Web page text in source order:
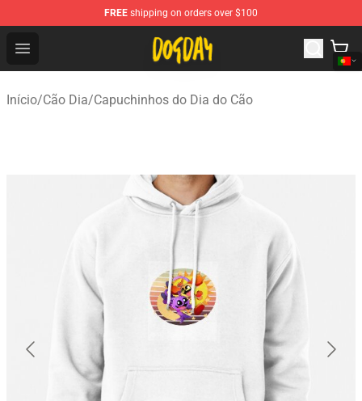
FREE shipping on orders over $100
Open menu
DogDay Store - Official DogDay Merchandise Shop
Início/Cão Dia/Capuchinhos do Dia do Cão